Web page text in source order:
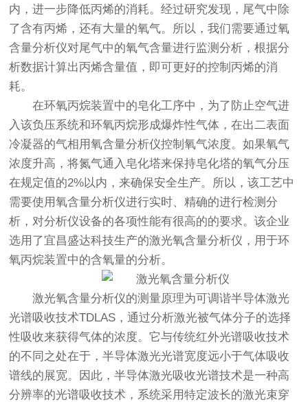
内，进一步降低丙烯的消耗。经过研究发现，尾气中除
了含有丙烯，还有大量的氧气。所以，我们需要通过氧
含量分析仪对尾气中的氧气含量进行监测分析，根据分
析数据计算出丙烯含量值，即可更好的控制丙烯的消
耗。
在环氧丙烷装置中的皂化工序中，为了防止空气进
入该负压系统和环氧丙烷形成爆炸性气体，在出二表面
冷凝器的气相用氧含量分析仪控制氧气浓度。如果氧气
浓度升高，将氮气通入皂化塔来保持皂化塔的氧气分压
在规定值的2%以内，来确保安全生产。所以，该工艺中
需要使用氧含量分析仪进行实时、精确的进行检测分
析，对分析仪设备的各项性能有很高的的要求。该企业
选用了宜昌盛达科技生产的激光氧含量分析仪，用于环
氧丙烷装置中的含氧量的分析。
激光氧含量分析仪的测量原理为可调谐半导体激光
光谱吸收技术TDLAS，通过分析激光被气体分子的选择
性吸收来获得气体的浓度。它与传统红外光谱吸收技术
的不同之处在于，半导体激光光谱宽度远小于气体吸收
谱线的展宽。因此，半导体激光吸收光谱技术是一种高
分辨率的光谱吸收技术，系统采用特定波长的激光束穿